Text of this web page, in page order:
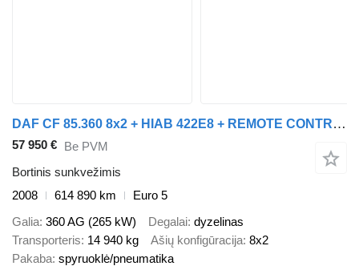
DAF CF 85.360 8x2 + HIAB 422E8 + REMOTE CONTROL
57 950 € Be PVM
Bortinis sunkvežimis
2008
614 890 km
Euro 5
Galia 360 AG (265 kW) Degalai dyzelinas
Transporteris 14 940 kg Ašių konfigūracija 8x2
Pakaba spyruoklė/pneumatika